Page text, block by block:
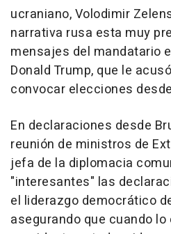
ucraniano, Volodimir
narrativa rusa esta muy
mensajes del mandatario
Donald Trump, que le
convocar elecciones
En declaraciones desde
reunión de ministros de
jefa de la diplomacia
"interesantes" las
el liderazgo democrático
asegurando que cuando